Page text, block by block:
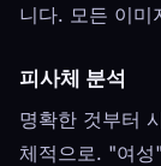
니다. 모든 이미
피사체 분석
명확한 것부터
체적으로. "여